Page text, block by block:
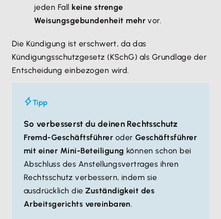
jeden Fall keine strenge
Weisungsgebundenheit mehr vor.
Die Kündigung ist erschwert, da das
Kündigungsschutzgesetz (KSchG) als Grundlage der
Entscheidung einbezogen wird.
Tipp
So verbesserst du deinen Rechtsschutz
Fremd-Geschäftsführer oder Geschäftsführer
mit einer Mini-Beteiligung können schon bei
Abschluss des Anstellungsvertrages ihren
Rechtsschutz verbessern, indem sie
ausdrücklich dieZuständigkeit des
Arbeitsgerichts vereinbaren.